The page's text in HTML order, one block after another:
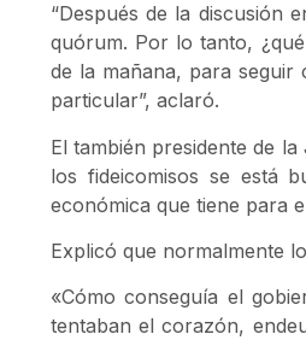
“Después de la discusión
quórum. Por lo tanto,
de la mañana, para
particular”, aclaró.
El también presidente de
los fideicomisos se está
económica que tiene para
Explicó que normalmente
«Cómo conseguía el
tentaban el corazón,